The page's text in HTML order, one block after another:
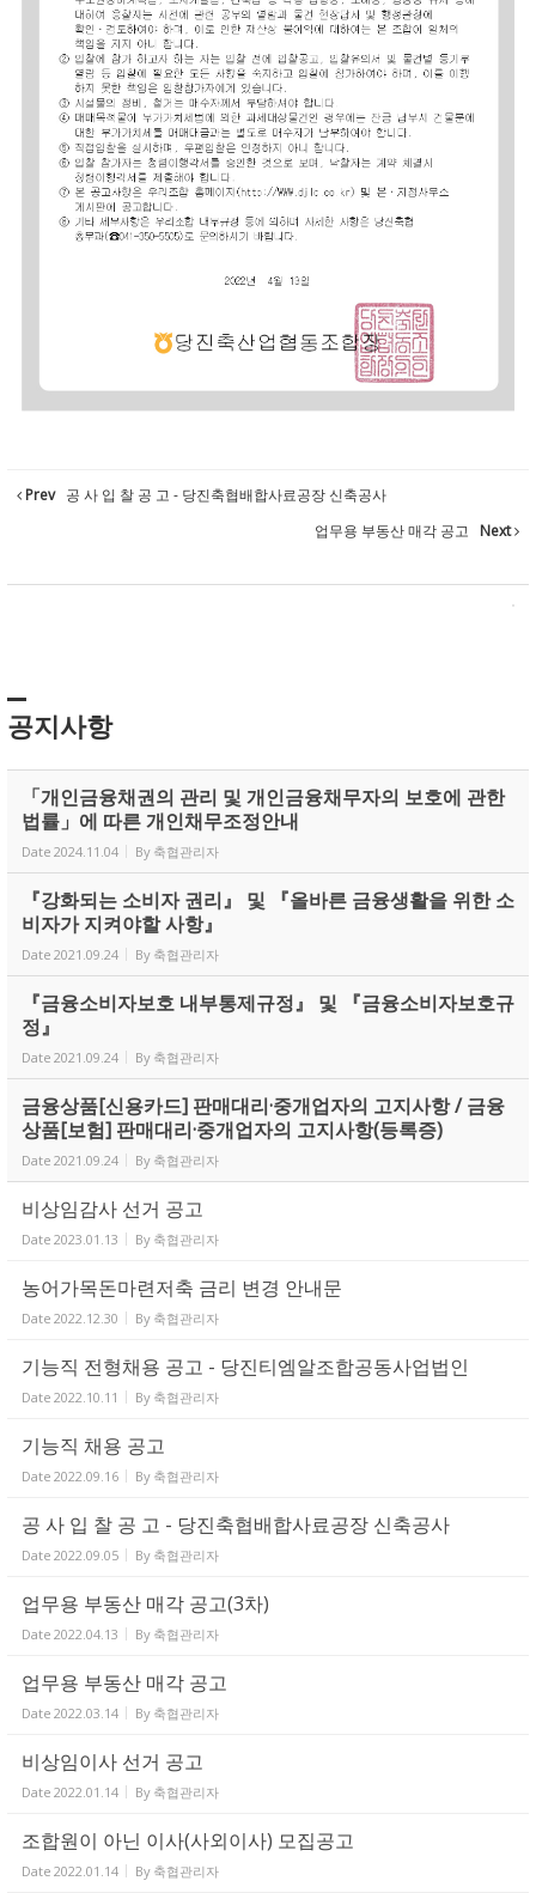
Prev 공 사 입 찰 공 고 - 당진축협배합사료공장 신축공사
업무용 부동산 매각 공고
Next
공지사항
「개인금융채권의 관리 및 개인금융채무자의 보호에 관한
법률」에 따른 개인채무조정안내
Date 2024.11.04 By 축협관리자
『강화되는 소비자 권리』 및 『올바른 금융생활을 위한 소
비자가 지켜야할 사항』
Date 2021.09.24 By 축협관리자
『금융소비자보호 내부통제규정』 및 『금융소비자보호규
정』
Date 2021.09.24 By 축협관리자
금융상품[신용카드] 판매대리·중개업자의 고지사항 / 금융
상품[보험] 판매대리·중개업자의 고지사항(등록증)
Date 2021.09.24 By 축협관리자
비상임감사 선거 공고
Date 2023.01.13 By 축협관리자
농어가목돈마련저축 금리 변경 안내문
Date 2022.12.30 By 축협관리자
기능직 전형채용 공고 - 당진티엠알조합공동사업법인
Date 2022.10.11 By 축협관리자
기능직 채용 공고
Date 2022.09.16 By 축협관리자
공 사 입 찰 공 고 - 당진축협배합사료공장 신축공사
Date 2022.09.05 By 축협관리자
업무용 부동산 매각 공고(3차)
Date 2022.04.13 By 축협관리자
업무용 부동산 매각 공고
Date 2022.03.14 By 축협관리자
비상임이사 선거 공고
Date 2022.01.14 By 축협관리자
조합원이 아닌 이사(사외이사) 모집공고
Date 2022.01.14 By 축협관리자